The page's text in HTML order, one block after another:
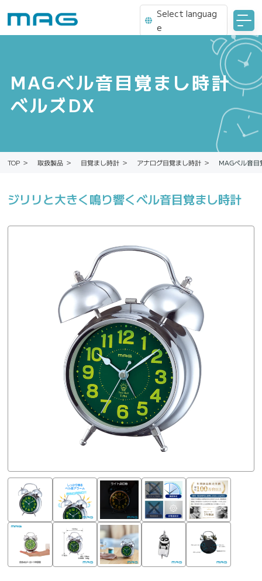
Select languag
e
MAGベル音目覚まし時計
ベルズDX
TOP 取扱製品 目覚まし時計 アナログ目覚まし時計 MAGベル音目
ジリリと大きく鳴り響くベル音目覚まし時計